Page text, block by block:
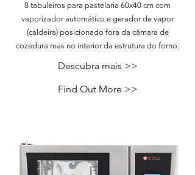
8 tabuleiros para pastelaria 60x40 cm com
vaporizador automático e gerador de vapor
(caldeira) posicionado fora da câmara de
cozedura mas no interior da estrutura do forno.
Descubra mais >>
Find Out More >>